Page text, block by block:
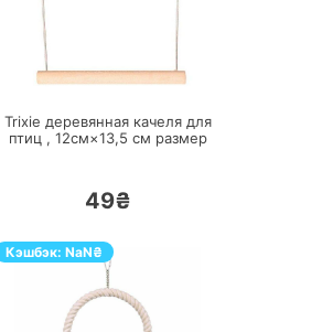
ПЕРЕЙТИ
Trixie деревянная качеля для
птиц , 12см×13,5 см размер
49₴
Кэшбэк: NaN₴